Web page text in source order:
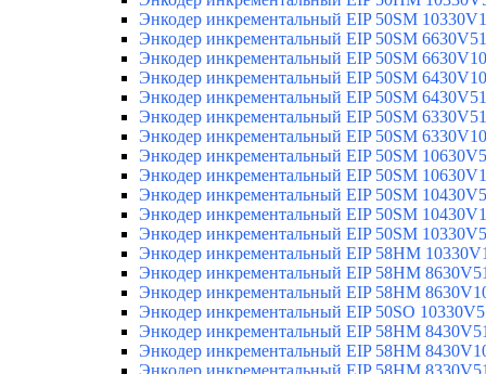
Энкодер инкрементальный EIP 50SM
Энкодер инкрементальный EIP 50SM
Энкодер инкрементальный EIP 50SM
Энкодер инкрементальный EIP 50SM
Энкодер инкрементальный EIP 50SM
Энкодер инкрементальный EIP 50SM
Энкодер инкрементальный EIP 50SM
Энкодер инкрементальный EIP 50SM
Энкодер инкрементальный EIP 50SM
Энкодер инкрементальный EIP 50SM
Энкодер инкрементальный EIP 50SM
Энкодер инкрементальный EIP 50SM
Энкодер инкрементальный EIP 58HM
Энкодер инкрементальный EIP 58HM
Энкодер инкрементальный EIP 58HM
Энкодер инкрементальный EIP 50SO
Энкодер инкрементальный EIP 58HM
Энкодер инкрементальный EIP 58HM